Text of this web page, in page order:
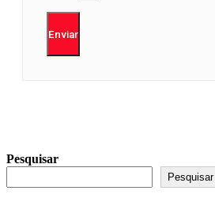
Enviar
Pesquisar
Pesquisar